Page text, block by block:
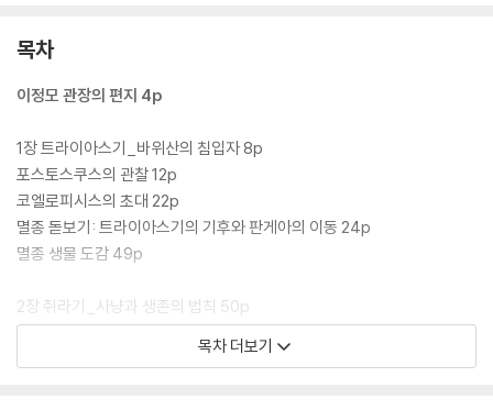
막을 수 있을까?
목차
이정모 관장의 편지 4p
1장 트라이아스기_바위산의 침입자 8p
포스토스쿠스의 관찰 12p
코엘로피시스의 초대 22p
멸종 돋보기: 트라이아스기의 기후와 판게아의 이동 24p
멸종 생물 도감 49p
2장 쥐라기_사냥과 생존의 법칙 50p
알로사우루스의 사냥 일지 74p
멸종 돋보기: 알로사우루스와 스테고사우루스 77p
목차 더보기